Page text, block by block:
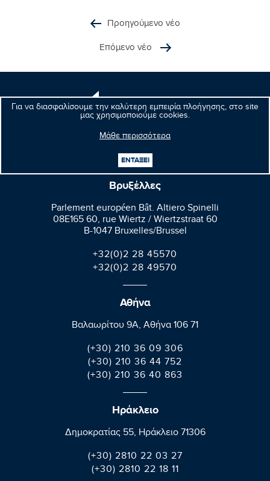
Για να διασφαλίσουμε την καλύτερη εμπειρία πλοήγησης, στο site
μας χρησιμοποιούμε cookies.
Μάθε περισσότερα
ΕΝΤΑΞΕΙ
Προηγούμενο νέο
Επόμενο νέο
Μανώλης
Κεφαλογιάννης
Βρυξέλλες
Parlement européen Bât. Altiero Spinelli
08E165 60, rue Wiertz / Wiertzstraat 60
B-1047 Bruxelles/Brussel
+32(0)2 28 45570
+32(0)2 28 49570
Αθήνα
Βαλαωρίτου 9A, Aθήνα 106 71
(+30) 210 36 09 306
(+30) 210 36 44 752
(+30) 210 36 40 863
Ηράκλειο
Δημοκρατίας 55, Ηράκλειο 71306
(+30) 2810 22 03 27
(+30) 2810 22 18 11